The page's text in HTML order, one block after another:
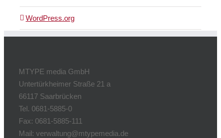
WordPress.org
MTYPE media GmbH
Untertürkheimer Straße 21 a
66117 Saarbrücken
Tel. 0681-5885-0
Fax: 0681-5885-111
Mail: verwaltung@mtypemedia.de